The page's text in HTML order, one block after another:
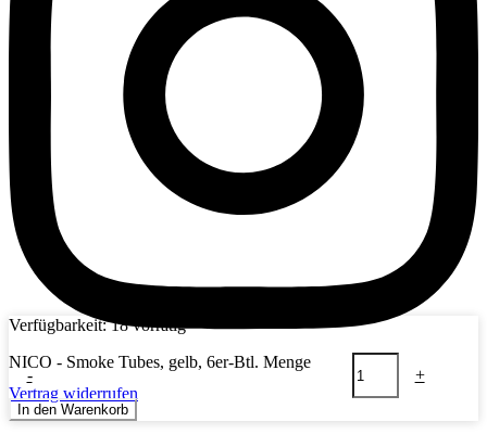
Vertrag widerrufen
Verfügbarkeit: 18 vorrätig
-
NICO - Smoke Tubes, gelb, 6er-Btl. Menge
+
In den Warenkorb